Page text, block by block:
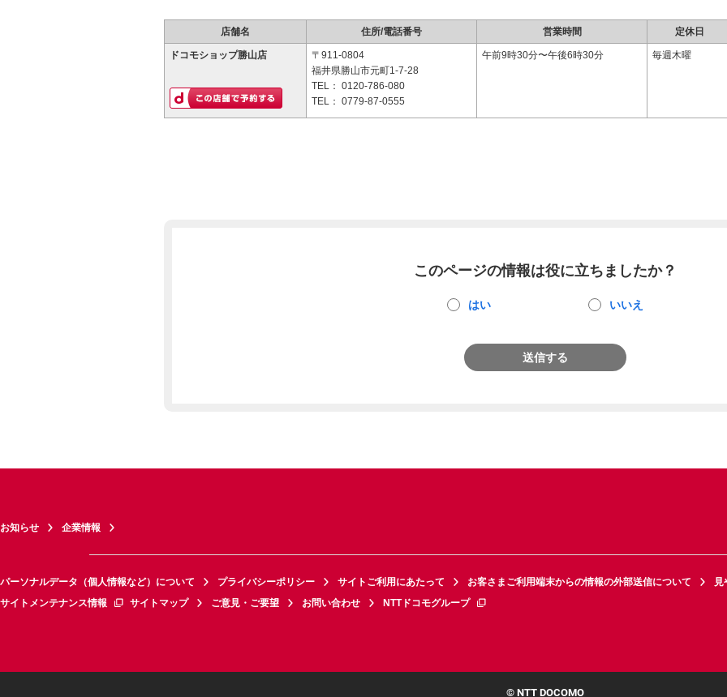
店舗名 住所/電話番号 営業時間 定休日
ドコモショップ勝山店
〒911-0804
福井県勝山市元町1-7-28
TEL： 0120-786-080
TEL： 0779-87-0555
午前9時30分〜午後6時30分 毎週木曜
このページの情報は役に立ちましたか？
はい いいえ
送信する
お知らせ 企業情報
パーソナルデータ（個人情報など）について プライバシーポリシー サイトご利用にあたって お客さまご利用端末からの情報の外部送信について
見
サイトメンテナンス情報
サイトマップ ご意見・ご要望 お問い合わせ NTTドコモグループ
© NTT DOCOMO